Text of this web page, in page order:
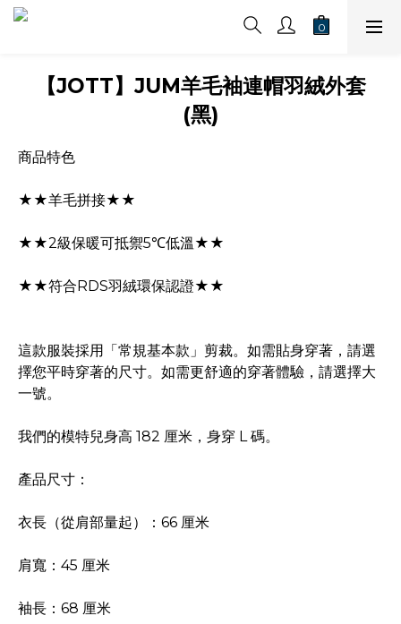
【JOTT】JUM羊毛袖連帽羽絨外套
(黑)
商品特色
★★羊毛拼接★★
★★2級保暖可抵禦5℃低溫★★
★★符合RDS羽絨環保認證★★
這款服裝採用「常規基本款」剪裁。如需貼身穿著，請選
擇您平時穿著的尺寸。如需更舒適的穿著體驗，請選擇大
一號。
我們的模特兒身高 182 厘米，身穿 L 碼。
產品尺寸：
衣長（從肩部量起）：66 厘米
肩寬：45 厘米
袖長：68 厘米